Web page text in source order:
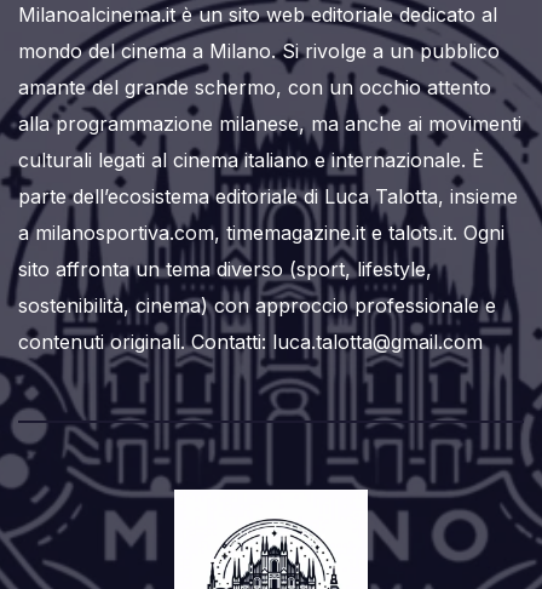
Milanoalcinema.it è un sito web editoriale dedicato al
mondo del cinema a Milano. Si rivolge a un pubblico
amante del grande schermo, con un occhio attento
alla programmazione milanese, ma anche ai movimenti
culturali legati al cinema italiano e internazionale. È
parte dell’ecosistema editoriale di Luca Talotta, insieme
a milanosportiva.com, timemagazine.it e talots.it. Ogni
sito affronta un tema diverso (sport, lifestyle,
sostenibilità, cinema) con approccio professionale e
contenuti originali. Contatti: luca.talotta@gmail.com